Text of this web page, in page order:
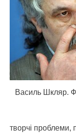
Василь Шкляр.
творчі проблеми,